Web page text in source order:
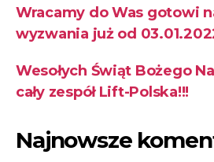
Wracamy do Was gotowi
wyzwania już od
Wesołych Świąt Bożego
cały zespół Lift-Polska!!!
Najnowsze